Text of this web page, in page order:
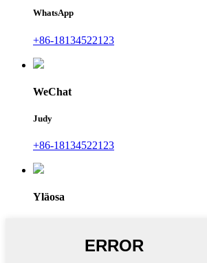
WhatsApp
+86-18134522123
WeChat
Judy
+86-18134522123
Yläosa